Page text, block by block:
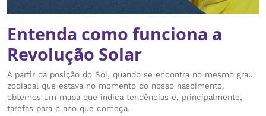
Entenda como funciona a
Revolução Solar
A partir da posição do Sol, quando se encontra no mesmo grau
zodiacal que estava no momento do nosso nascimento,
obtemos um mapa que indica tendências e, principalmente,
tarefas para o ano que começa.